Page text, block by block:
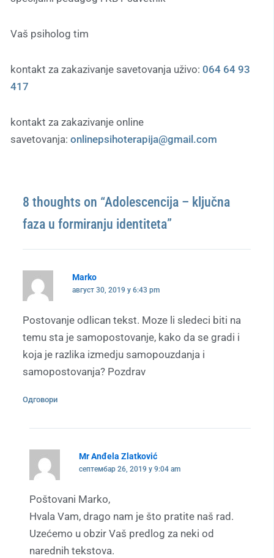
Vaš psiholog tim
kontakt za zakazivanje savetovanja uživo: 064 64 93
417
kontakt za zakazivanje online
savetovanja: onlinepsihoterapija@gmail.com
8 thoughts on “Adolescencija – ključna
faza u formiranju identiteta”
Marko
август 30, 2019 у 6:43 pm
Postovanje odlican tekst. Moze li sledeci biti na
temu sta je samopostovanje, kako da se gradi i
koja je razlika izmedju samopouzdanja i
samopostovanja? Pozdrav
Одговори
Mr Anđela Zlatković
септембар 26, 2019 у 9:04 am
Poštovani Marko,
Hvala Vam, drago nam je što pratite naš rad.
Uzećemo u obzir Vaš predlog za neki od
narednih tekstova.